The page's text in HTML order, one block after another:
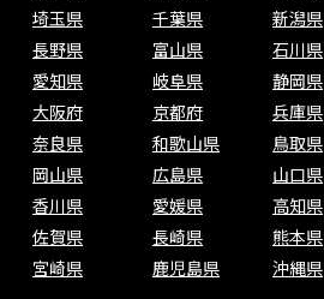
埼玉県
千葉県 新潟県
長野県
富山県 石川県
愛知県
岐阜県 静岡県
大阪府
京都府 兵庫県
奈良県
和歌山県 鳥取県
岡山県
広島県 山口県
香川県
愛媛県 高知県
佐賀県
長崎県 熊本県
宮崎県
鹿児島県 沖縄県